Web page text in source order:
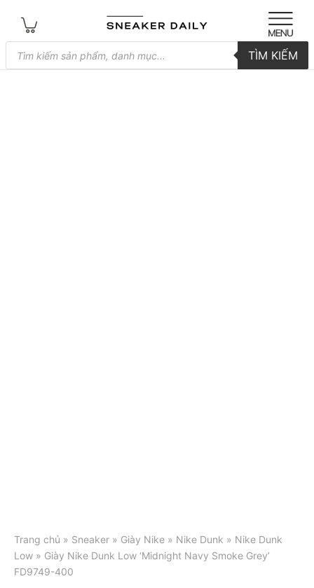
Tìm
kiếm
sản
TÌM KIẾM
Trang chủ » Sneaker » Giày Nike » Nike Dunk » Nike Dunk
Low » Giày Nike Dunk Low ‘Midnight Navy Smoke Grey’
FD9749-400